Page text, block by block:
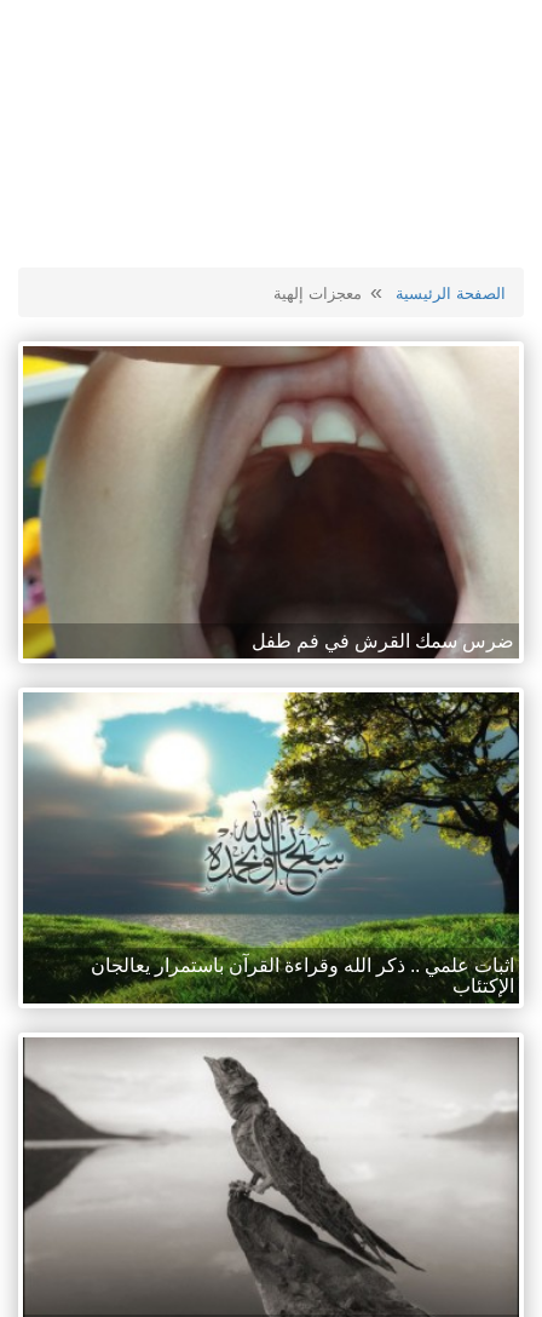
الصفحة الرئيسية معجزات إلهية
ضرس سمك القرش في فم طفل
اثبات علمي .. ذكر الله وقراءة القرآن باستمرار يعالجان
الإكتئاب